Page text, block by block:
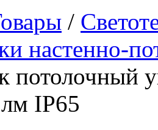
/
настенно-
потолочный
IP65